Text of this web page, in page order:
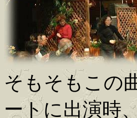
そもそもこの
ートに出演時